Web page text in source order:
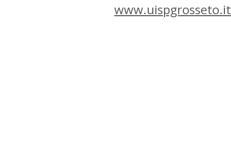
www.uispgrosseto.it